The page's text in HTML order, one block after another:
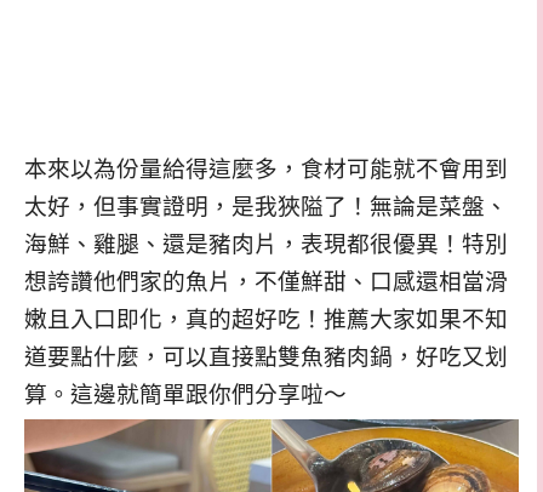
本來以為份量給得這麼多，食材可能就不會用到
太好，但事實證明，是我狹隘了！無論是菜盤、
海鮮、雞腿、還是豬肉片，表現都很優異！特別
想誇讚他們家的魚片，不僅鮮甜、口感還相當滑
嫩且入口即化，真的超好吃！推薦大家如果不知
道要點什麼，可以直接點雙魚豬肉鍋，好吃又划
算。這邊就簡單跟你們分享啦～